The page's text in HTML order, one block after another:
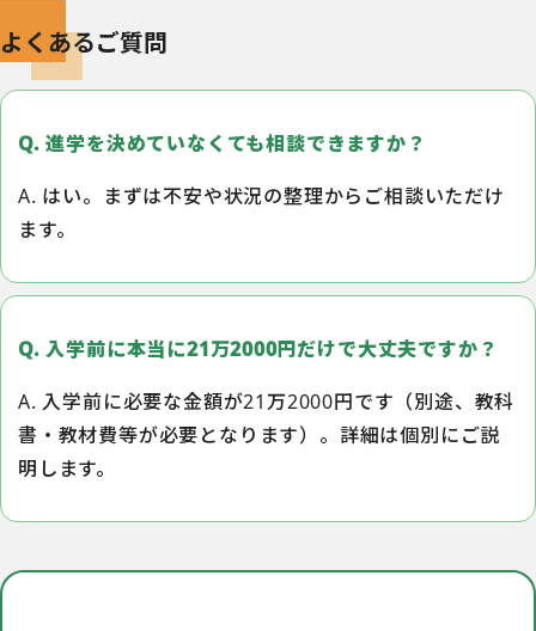
よくあるご質問
Q. 進学を決めていなくても相談できますか？
A. はい。まずは不安や状況の整理からご相談いただけ
ます。
Q. 入学前に本当に21万2000円だけで大丈夫ですか？
A. 入学前に必要な金額が21万2000円です（別途、教科
書・教材費等が必要となります）。詳細は個別にご説
明します。